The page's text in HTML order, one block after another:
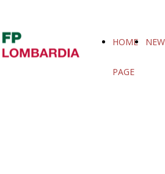
HOME
PAGE
IN
REALE